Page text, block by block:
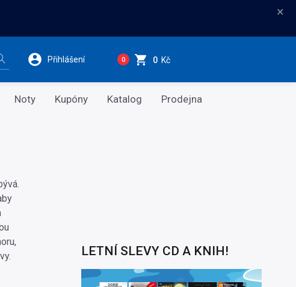
×
Přihlášení 0 0 Kč
Noty Kupóny Katalog Prodejna
LETNÍ SLEVY CD A KNIH!